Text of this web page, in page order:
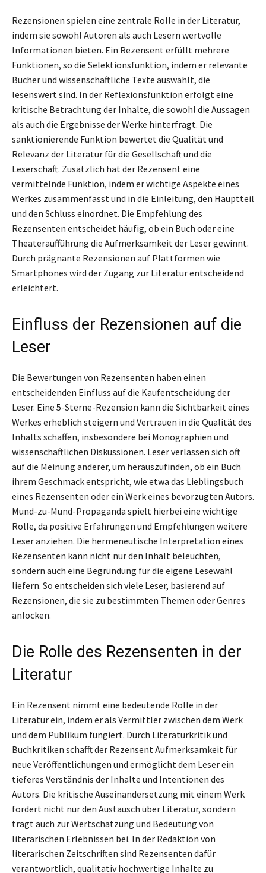
Rezensionen spielen eine zentrale Rolle in der Literatur,
indem sie sowohl Autoren als auch Lesern wertvolle
Informationen bieten. Ein Rezensent erfüllt mehrere
Funktionen, so die Selektionsfunktion, indem er relevante
Bücher und wissenschaftliche Texte auswählt, die
lesenswert sind. In der Reflexionsfunktion erfolgt eine
kritische Betrachtung der Inhalte, die sowohl die Aussagen
als auch die Ergebnisse der Werke hinterfragt. Die
sanktionierende Funktion bewertet die Qualität und
Relevanz der Literatur für die Gesellschaft und die
Leserschaft. Zusätzlich hat der Rezensent eine
vermittelnde Funktion, indem er wichtige Aspekte eines
Werkes zusammenfasst und in die Einleitung, den Hauptteil
und den Schluss einordnet. Die Empfehlung des
Rezensenten entscheidet häufig, ob ein Buch oder eine
Theateraufführung die Aufmerksamkeit der Leser gewinnt.
Durch prägnante Rezensionen auf Plattformen wie
Smartphones wird der Zugang zur Literatur entscheidend
erleichtert.
Einfluss der Rezensionen auf die
Leser
Die Bewertungen von Rezensenten haben einen
entscheidenden Einfluss auf die Kaufentscheidung der
Leser. Eine 5-Sterne-Rezension kann die Sichtbarkeit eines
Werkes erheblich steigern und Vertrauen in die Qualität des
Inhalts schaffen, insbesondere bei Monographien und
wissenschaftlichen Diskussionen. Leser verlassen sich oft
auf die Meinung anderer, um herauszufinden, ob ein Buch
ihrem Geschmack entspricht, wie etwa das Lieblingsbuch
eines Rezensenten oder ein Werk eines bevorzugten Autors.
Mund-zu-Mund-Propaganda spielt hierbei eine wichtige
Rolle, da positive Erfahrungen und Empfehlungen weitere
Leser anziehen. Die hermeneutische Interpretation eines
Rezensenten kann nicht nur den Inhalt beleuchten,
sondern auch eine Begründung für die eigene Lesewahl
liefern. So entscheiden sich viele Leser, basierend auf
Rezensionen, die sie zu bestimmten Themen oder Genres
anlocken.
Die Rolle des Rezensenten in der
Literatur
Ein Rezensent nimmt eine bedeutende Rolle in der
Literatur ein, indem er als Vermittler zwischen dem Werk
und dem Publikum fungiert. Durch Literaturkritik und
Buchkritiken schafft der Rezensent Aufmerksamkeit für
neue Veröffentlichungen und ermöglicht dem Leser ein
tieferes Verständnis der Inhalte und Intentionen des
Autors. Die kritische Auseinandersetzung mit einem Werk
fördert nicht nur den Austausch über Literatur, sondern
trägt auch zur Wertschätzung und Bedeutung von
literarischen Erlebnissen bei. In der Redaktion von
literarischen Zeitschriften sind Rezensenten dafür
verantwortlich, qualitativ hochwertige Inhalte zu